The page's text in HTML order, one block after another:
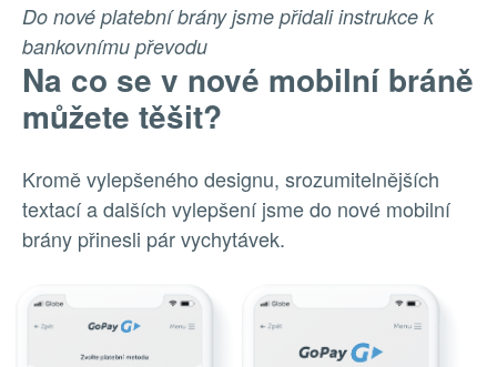
Do nové platební brány jsme přidali instrukce k
bankovnímu převodu
Na co se v nové mobilní bráně
můžete těšit?
Kromě vylepšeného designu, srozumitelnějších
textací a dalších vylepšení jsme do nové mobilní
brány přinesli pár vychytávek.